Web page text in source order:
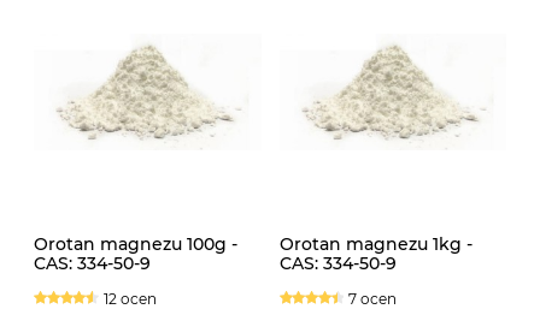
Orotan magnezu 100g -
CAS: 334-50-9
12 ocen
Orotan magnezu 1kg -
CAS: 334-50-9
7 ocen